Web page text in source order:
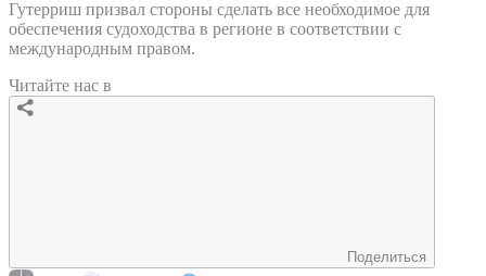
Гутерриш призвал стороны сделать все необходимое для
обеспечения судоходства в регионе в соответствии с
международным правом.
Читайте нас в
Поделиться